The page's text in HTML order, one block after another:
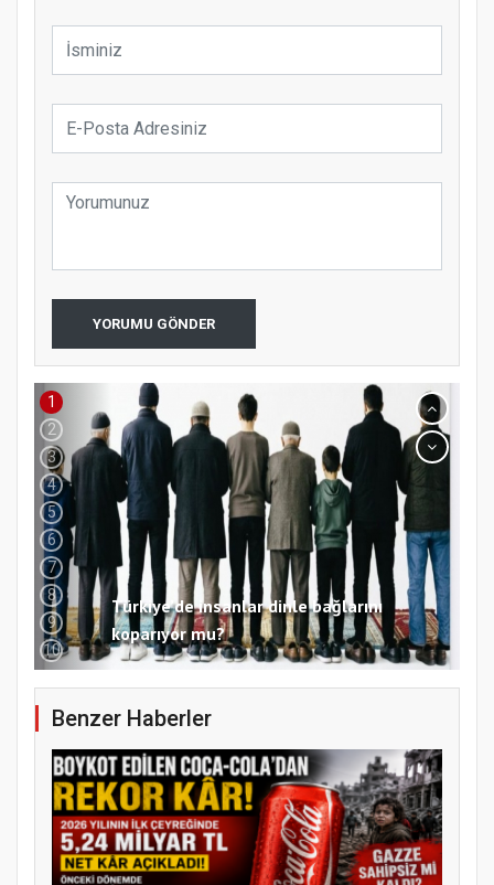
YORUMU GÖNDER
Samsun Atakum’da Ayasofya Camii
Etkinliği
Türkiye’de insanlar dinle bağlarını
koparıyor mu?
Samsun Atakum’da 15 Temmuz Programı
1
2
3
4
5
6
7
8
9
10
Benzer Haberler